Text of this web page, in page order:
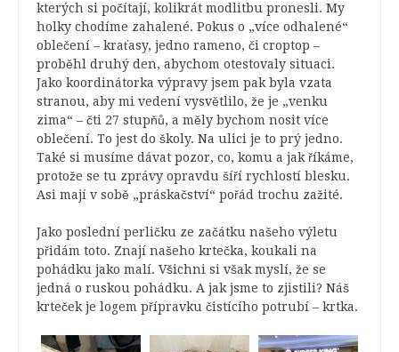
kterých si počítají, kolikrát modlitbu pronesli. My
holky chodíme zahalené. Pokus o „více odhalené“
oblečení – kraťasy, jedno rameno, či croptop –
proběhl druhý den, abychom otestovaly situaci.
Jako koordinátorka výpravy jsem pak byla vzata
stranou, aby mi vedení vysvětlilo, že je „venku
zima“ – čti 27 stupňů, a měly bychom nosit více
oblečení. To jest do školy. Na ulici je to prý jedno.
Také si musíme dávat pozor, co, komu a jak říkáme,
protože se tu zprávy opravdu šíří rychlostí blesku.
Asi mají v sobě „práskačství“ pořád trochu zažité.
Jako poslední perličku ze začátku našeho výletu
přidám toto. Znají našeho krtečka, koukali na
pohádku jako malí. Všichni si však myslí, že se
jedná o ruskou pohádku. A jak jsme to zjistili? Náš
krteček je logem přípravku čistícího potrubí – krtka.